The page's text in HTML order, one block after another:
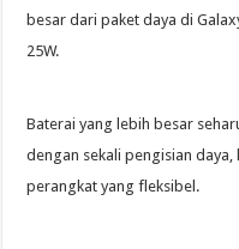
besar dari paket daya di
25W.
Baterai yang lebih besar
dengan sekali pengisian
perangkat yang fleksibel.